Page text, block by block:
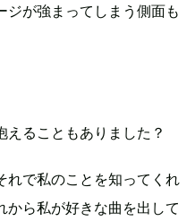
ジが強まってしまう側面も
ることもありました？
れで私のことを知ってくれ
から私が好きな曲を出して